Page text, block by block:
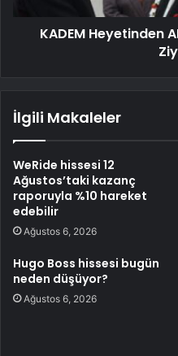
KADEM Heyetinden
İlgili Makaleler
WeRide hissesi 12
Ağustos’taki kazanç
raporuyla %10 hareket
edebilir
Ağustos 6, 2026
Hugo Boss hissesi bugün
neden düşüyor?
Ağustos 6, 2026